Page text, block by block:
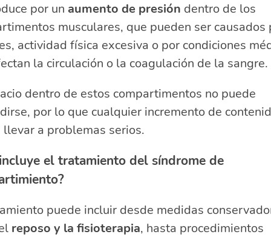
por un aumento de presión dentro de los
musculares, que pueden ser causados
actividad física excesiva o por condiciones
la circulación o la coagulación de la sangre.
dentro de estos compartimentos no puede
por lo que cualquier incremento de
llevar a problemas serios.
el tratamiento del síndrome de
puede incluir desde medidas
reposo y la fisioterapia, hasta procedimientos